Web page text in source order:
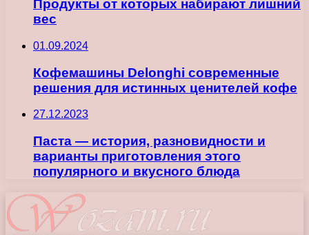
Продукты от которых набирают лишний
вес
01.09.2024
Кофемашины Delonghi современные
решения для истинных ценителей кофе
27.12.2023
Паста — история, разновидности и
варианты приготовления этого
популярного и вкусного блюда